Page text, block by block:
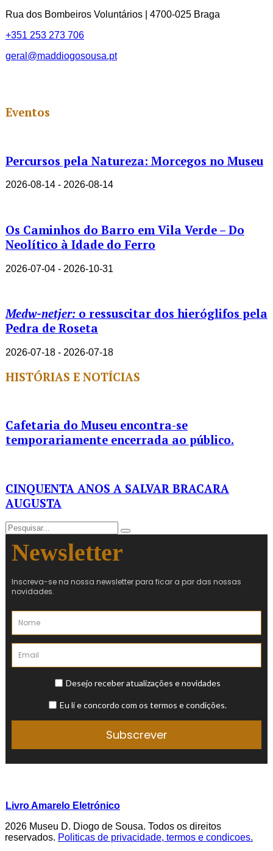
Rua dos Bombeiros Voluntários | 4700-025 Braga
+351 253 273 706
geral@maddiogosousa.pt
Eventos
Percursos pela Natureza: Morcegos no Museu
2026-08-14 - 2026-08-14
Os Caminhos do Barro em Vila Verde – Do
Neolítico à Idade do Ferro
2026-07-04 - 2026-10-31
Medw-netjer: o ressuscitar dos hieróglifos pela
Pedra de Roseta
2026-07-18 - 2026-07-18
HISTÓRIAS E NOTÍCIAS
Cafetaria do Museu encontra-se
temporariamente encerrada ao público.
CINQUENTA ANOS A SALVAR BRACARA
AUGUSTA
Livro Amarelo Eletrónico
2026 Museu D. Diogo de Sousa. Todos os direitos
reservados. Politicas de privacidade, termos e condicoes.